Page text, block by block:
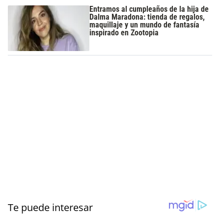
Entramos al cumpleaños de la hija de
Dalma Maradona: tienda de regalos,
maquillaje y un mundo de fantasía
inspirado en Zootopia